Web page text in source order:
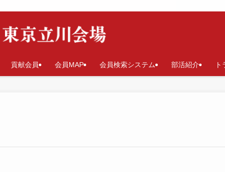
貢献会員 会員MAP 会員検索システム 部活紹介